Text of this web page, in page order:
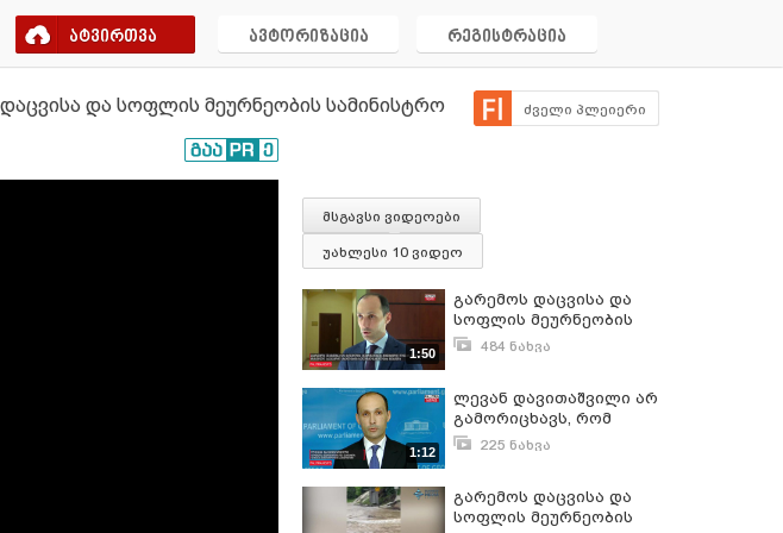
ატვირთვა ავტორიზაცია რეგისტრაცია
და სოფლის მეურნეობის სამინისტრო ძველი პლეიერი
მსგავსი ვიდეოები
უახლესი 10 ვიდეო
1:50
გარემოს დაცვისა და
სოფლის მეურნეობის
მინისტრი ლევან
ხელმძღვანელებს
შეხვდა
484 ნახვა
1:12
ლევან დავითაშვილი არ
გამორიცხავს, რომ
გარემოს დაცვისა და
გუნდში მსჯელობა
გაიმართოს
225 ნახვა
გარემოს დაცვისა და
სოფლის მეურნეობის